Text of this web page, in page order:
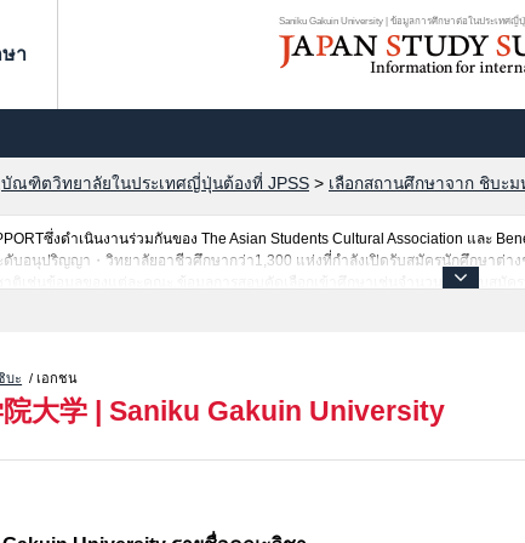
Saniku Gakuin University | ข้อมูลการศึกษาต่อในประเทศญี่
า
ณฑิตวิทยาลัยในประเทศญี่ปุ่นต้องที่ JPSS > เลือกสถานศึกษาจาก ชิบะ
ซึ่งดำเนินงานร่วมกันของ The Asian Students Cultural Association และ
ดับอนุปริญญา・วิทยาลัยอาชีวศึกษากว่า1,300 แห่งที่กำลังเปิดรับสมัครนักศึกษาต่าง
าติเช่นข้อมูลของแต่ละคณะ,ข้อมูลการสอบคัดเลือกเข้าศึกษาเช่นจำนวนคนที่รับสมั
บะ / เอกชน
大学 | Saniku Gakuin University